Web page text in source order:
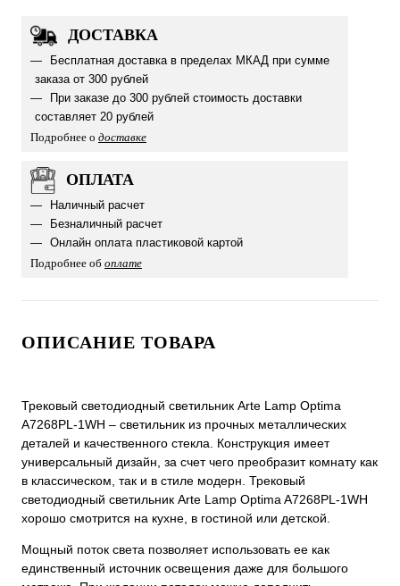
ДОСТАВКА
Бесплатная доставка в пределах МКАД при сумме
заказа от 300 рублей
При заказе до 300 рублей стоимость доставки
составляет 20 рублей
Подробнее о доставке
ОПЛАТА
Наличный расчет
Безналичный расчет
Онлайн оплата пластиковой картой
Подробнее об оплате
ОПИСАНИЕ ТОВАРА
Трековый светодиодный светильник Arte Lamp Optima
A7268PL-1WH – светильник из прочных металлических
деталей и качественного стекла. Конструкция имеет
универсальный дизайн, за счет чего преобразит комнату как
в классическом, так и в стиле модерн. Трековый
светодиодный светильник Arte Lamp Optima A7268PL-1WH
хорошо смотрится на кухне, в гостиной или детской.
Мощный поток света позволяет использовать ее как
единственный источник освещения даже для большого